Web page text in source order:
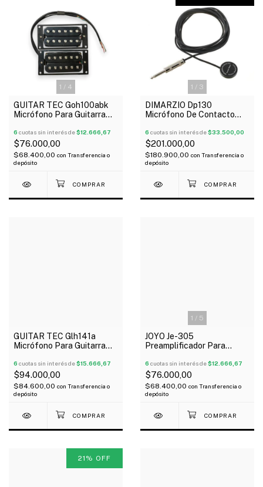
1 / 4
GUITAR TEC Goh100abk
Micrófono Para Guitarra
6 cuotas sin interés de$12.666,67
$76.000,00
$68.400,00 con Transferencia o
depósito
1 / 3
DIMARZIO Dp130
Micrófono De Contacto
Oferta!
6 cuotas sin interés de$33.500,00
$201.000,00
$180.900,00 con Transferencia o
depósito
GUITAR TEC Glh141a
Micrófono Para Guitarra
Alnico V5 X 2
6 cuotas sin interés de$15.666,67
$94.000,00
$84.600,00 con Transferencia o
depósito
1 / 5
JOYO Je-305
Preamplificador Para
Afinador Oferta!
6 cuotas sin interés de$12.666,67
$76.000,00
$68.400,00 con Transferencia o
depósito
21 % OFF